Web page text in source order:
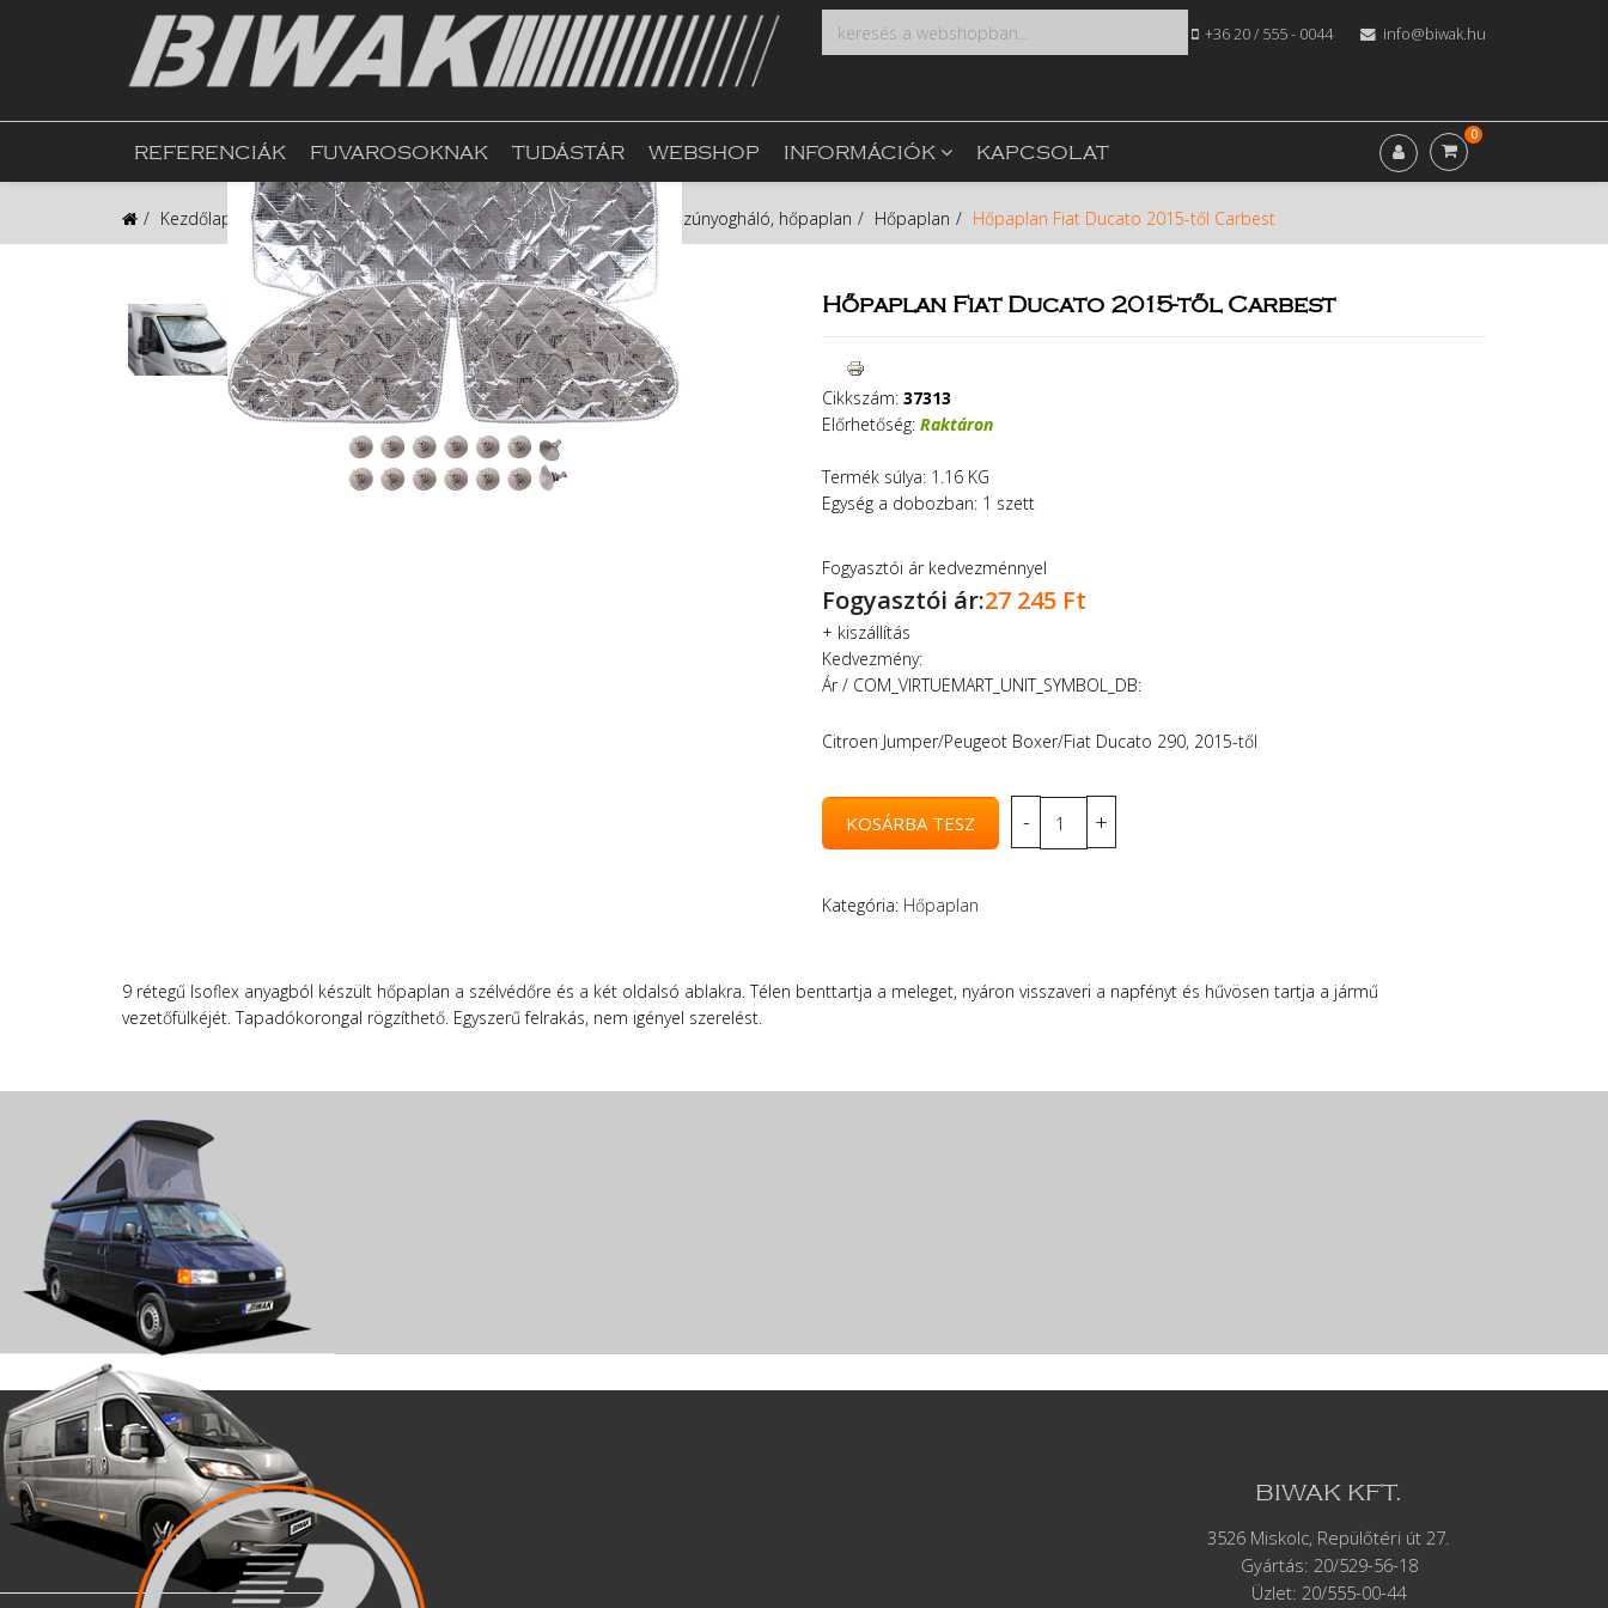
+36 20 / 555 - 0044 info@biwak.hu
0
REFERENCIÁK FUVAROSOKNAK TUDÁSTÁR WEBSHOP INFORMÁCIÓK KAPCSOLAT
Kezdőlap Webshop Ablak, Tetőablak, Árnyékolás Árnyékoló, szúnyogháló, hőpaplan Hőpaplan Hőpaplan Fiat Ducato 2015-től Carbest
Hőpaplan Fiat Ducato 2015-től Carbest
Cikkszám: 37313
Előrhetőség: Raktáron
Termék súlya: 1.16 KG
Egység a dobozban: 1 szett
Fogyasztói ár kedvezménnyel
Fogyasztói ár:27 245 Ft
+ kiszállítás
Kedvezmény:
Ár / COM_VIRTUEMART_UNIT_SYMBOL_DB:
Citroen Jumper/Peugeot Boxer/Fiat Ducato 290, 2015-től
Kategória: Hőpaplan
9 rétegű Isoflex anyagból készült hőpaplan a szélvédőre és a két oldalsó ablakra. Télen benttartja a meleget, nyáron visszaveri a napfényt és hűvösen tartja a jármű
vezetőfülkéjét. Tapadókorongal rögzíthető. Egyszerű felrakás, nem igényel szerelést.
BIWAK KFT.
3526 Miskolc, Repülőtéri út 27.
Gyártás: 20/529-56-18
Üzlet: 20/555-00-44